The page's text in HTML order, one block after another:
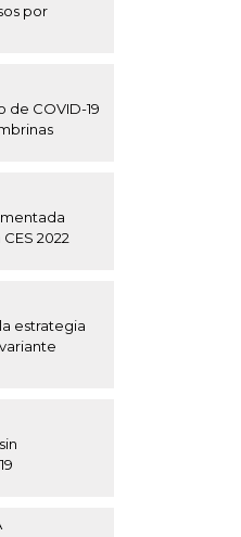
por
de COVID-19
2022
estrategia